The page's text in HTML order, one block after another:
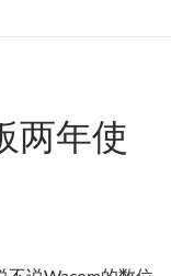
两年使